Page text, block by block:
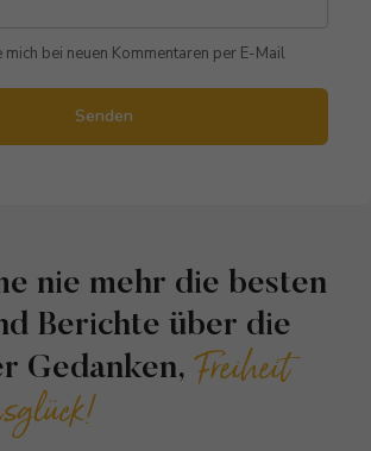
mich bei neuen Kommentaren per E-Mail
Senden
nie mehr die besten
Berichte über die
Gedanken, Freiheit